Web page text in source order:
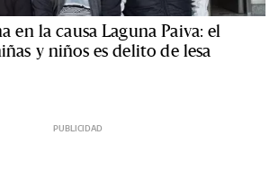
en la causa Laguna Paiva: el
y niños es delito de lesa